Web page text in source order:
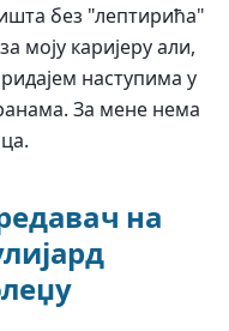
без "лептирића"
моју каријеру али,
наступима у
За мене нема
на